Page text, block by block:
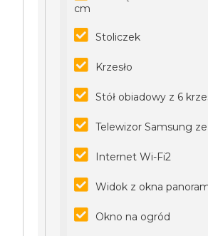
cm
Stoliczek
Krzesło
Stół obiadowy z 6
Telewizor Samsung
Internet Wi-Fi2
Widok z okna
Okno na ogród